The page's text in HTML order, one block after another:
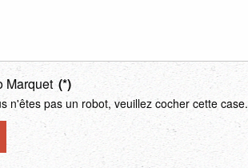
Marquet (*)
n'êtes pas un robot, veuillez cocher cette case.